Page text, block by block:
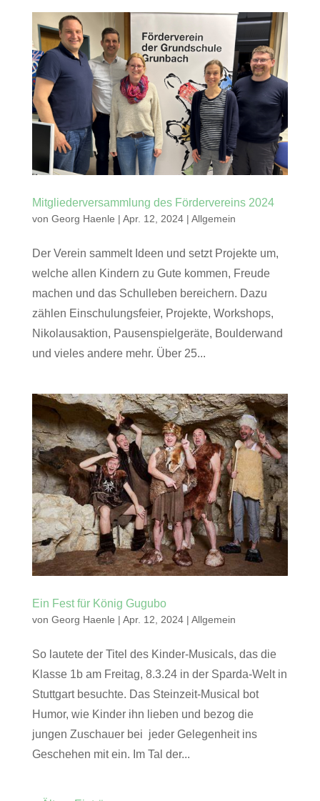
Mitgliederversammlung des Fördervereins 2024
von Georg Haenle | Apr. 12, 2024| Allgemein
Der Verein sammelt Ideen und setzt Projekte um,
welche allen Kindern zu Gute kommen, Freude
machen und das Schulleben bereichern. Dazu
zählen Einschulungsfeier, Projekte, Workshops,
Nikolausaktion, Pausenspielgeräte, Boulderwand
und vieles andere mehr. Über 25...
Ein Fest für König Gugubo
von Georg Haenle | Apr. 12, 2024| Allgemein
So lautete der Titel des Kinder-Musicals, das die
Klasse 1b am Freitag, 8.3.24 in der Sparda-Welt in
Stuttgart besuchte. Das Steinzeit-Musical bot
Humor, wie Kinder ihn lieben und bezog die
jungen Zuschauer bei jeder Gelegenheit ins
Geschehen mit ein. Im Tal der...